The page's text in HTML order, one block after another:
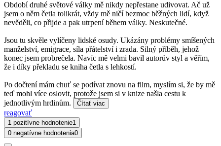
Období druhé světové války mě nikdy nepřestane udivovat. Ač už
jsem o něm četla tolikrát, vždy mě ničí bezmoc běžných lidí, když
nevěděli, co přijde a pak utrpení během války. Neskutečné.
Jsou tu skvěle vylíčeny lidské osudy. Ukázány problémy smíšených
manželství, emigrace, síla přátelství i zrada. Silný příběh, jehož
konec jsem probrečela. Navíc mě velmi bavil autorův styl a věřím,
že i díky překladu se kniha četla s lehkostí.
Po dočtení mám chuť se podívat znovu na film, myslím si, že by mě
teď mohl více oslovit, protože jsem si v knize našla cestu k
jednotlivým hrdinům.
Čítať viac
reagovať
1 pozitívne hodnotenie1
0 negatívne hodnotenia0